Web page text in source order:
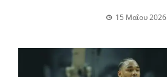
15 Μαΐου 2026